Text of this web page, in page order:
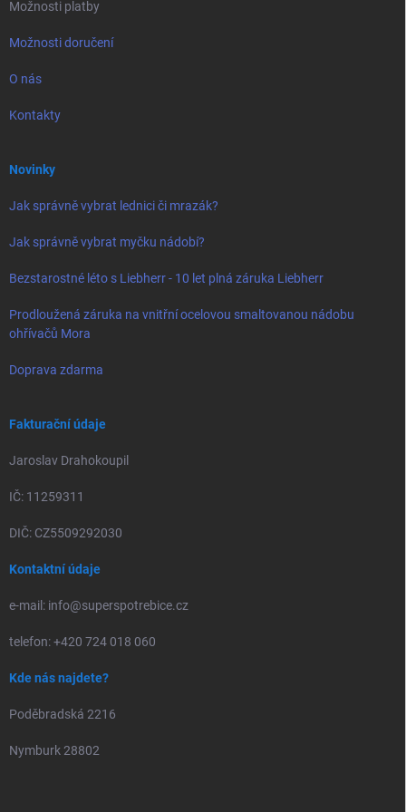
Možnosti platby
Možnosti doručení
O nás
Kontakty
Novinky
Jak správně vybrat lednici či mrazák?
Jak správně vybrat myčku nádobí?
Bezstarostné léto s Liebherr - 10 let plná záruka Liebherr
Prodloužená záruka na vnitřní ocelovou smaltovanou nádobu
ohřívačů Mora
Doprava zdarma
Fakturační údaje
Jaroslav Drahokoupil
IČ: 11259311
DIČ: CZ5509292030
Kontaktní údaje
e-mail: info@superspotrebice.cz
telefon: +420 724 018 060
Kde nás najdete?
Poděbradská 2216
Nymburk 28802